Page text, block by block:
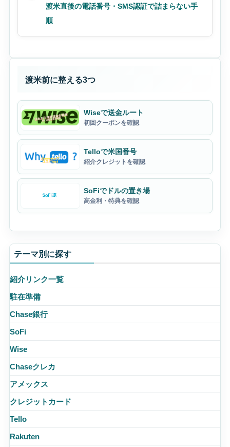
渡米直後の電話番号・SMS認証で詰まらない手
順
渡米前に整える3つ
Wiseで送金ルート
初回クーポンを確認
Telloで米国番号
紹介クレジットを確認
SoFiでドルの置き場
高金利・特典を確認
テーマ別に探す
紹介リンク一覧
駐在準備
Chase銀行
SoFi
Wise
Chaseクレカ
アメックス
クレジットカード
Tello
Rakuten